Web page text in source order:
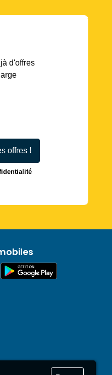
d'offres
offres !